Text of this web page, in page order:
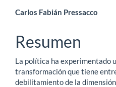
Contenido
principal
del
artículo
Carlos Fabián Pressacco
Resumen
La política ha experimentado
transformación que tiene
debilitamiento de la